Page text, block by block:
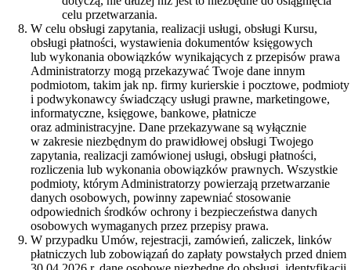
celu przetwarzania.
W celu obsługi zapytania, realizacji usługi, obsługi Kursu,
obsługi płatności, wystawienia dokumentów księgowych
lub wykonania obowiązków wynikających z przepisów prawa
Administratorzy mogą przekazywać Twoje dane innym
podmiotom, takim jak np. firmy kurierskie i pocztowe, podmioty
i podwykonawcy świadczący usługi prawne, marketingowe,
informatyczne, księgowe, bankowe, płatnicze
oraz administracyjne. Dane przekazywane są wyłącznie
w zakresie niezbędnym do prawidłowej obsługi Twojego
zapytania, realizacji zamówionej usługi, obsługi płatności,
rozliczenia lub wykonania obowiązków prawnych. Wszystkie
podmioty, którym Administratorzy powierzają przetwarzanie
danych osobowych, powinny zapewniać stosowanie
odpowiednich środków ochrony i bezpieczeństwa danych
osobowych wymaganych przez przepisy prawa.
W przypadku Umów, rejestracji, zamówień, zaliczek, linków
płatniczych lub zobowiązań do zapłaty powstałych przed dniem